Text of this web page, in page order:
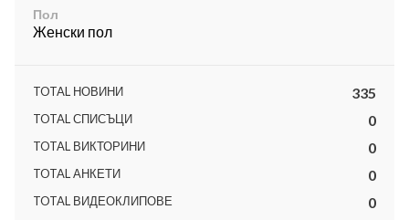
Пол
Женски пол
TOTAL НОВИНИ 335
TOTAL СПИСЪЦИ 0
TOTAL ВИКТОРИНИ 0
TOTAL АНКЕТИ 0
TOTAL ВИДЕОКЛИПОВЕ 0